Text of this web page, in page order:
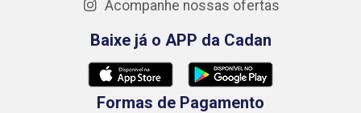
Acompanhe nossas ofertas
Baixe já o APP da Cadan
Formas de Pagamento